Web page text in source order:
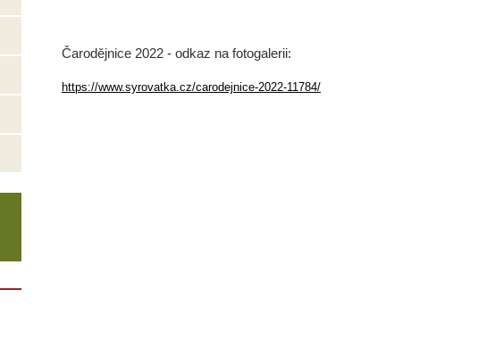
Čarodějnice 2022 - odkaz na fotogalerii:
https://www.syrovatka.cz/carodejnice-2022-11784/